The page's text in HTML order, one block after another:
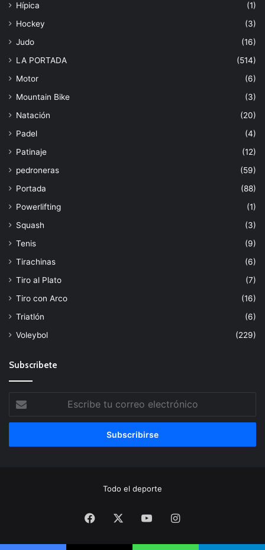
Hípica
(1)
Hockey
(3)
Judo
(16)
LA PORTADA
(514)
Motor
(6)
Mountain Bike
(3)
Natación
(20)
Padel
(4)
Patinaje
(12)
pedroneras
(59)
Portada
(88)
Powerlifting
(1)
Squash
(3)
Tenis
(9)
Tirachinas
(6)
Tiro al Plato
(7)
Tiro con Arco
(16)
Triatlón
(6)
Voleybol
(229)
Subscribete
Escribe
tu
correo
Todo el deporte
Facebook YouTubeInstagram